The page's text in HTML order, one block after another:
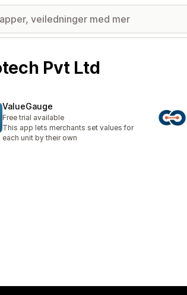
Pvt Ltd
ValueGauge
Free trial available
This app lets merchants set values for
each unit by their own